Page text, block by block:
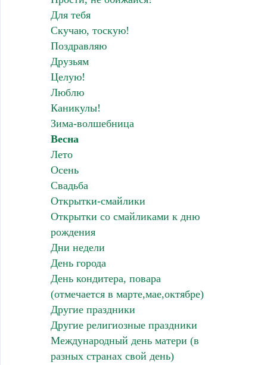
Для тебя
Скучаю, тоскую!
Поздравляю
Друзьям
Целую!
Люблю
Каникулы!
Зима-волшебница
Весна
Лето
Осень
Свадьба
Открытки-смайлики
Открытки со смайликами к дню
рождения
Дни недели
День города
День кондитера, повара
(отмечается в марте,мае,октябре)
Другие праздники
Другие религиозные праздники
Международный день матери (в
разных странах свой день)